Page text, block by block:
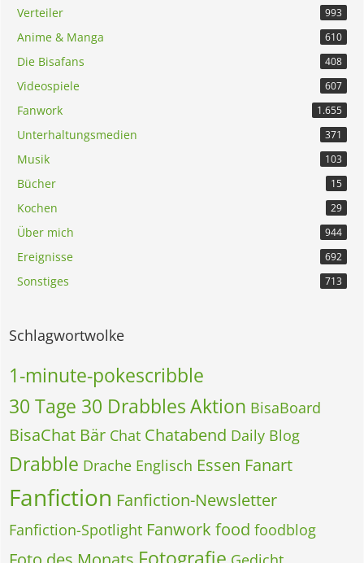
Verteiler 993
Anime & Manga 610
Die Bisafans 408
Videospiele 607
Fanwork 1.655
Unterhaltungsmedien 371
Musik 103
Bücher 15
Kochen 29
Über mich 944
Ereignisse 692
Sonstiges 713
Schlagwortwolke
1-minute-pokescribble
30 Tage 30 DrabblesAktion BisaBoard
BisaChat Bär Chat Chatabend Daily Blog
Drabble Drache Englisch Essen Fanart
Fanfiction Fanfiction-Newsletter
Fanfiction-Spotlight Fanwork food foodblog